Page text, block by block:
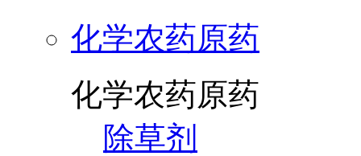
化学农药原药
化学农药原药
除草剂